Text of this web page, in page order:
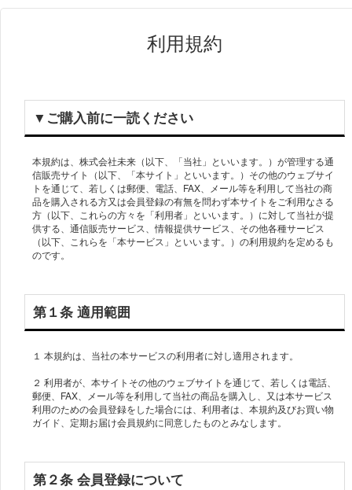
利用規約
▼ご購⼊前に⼀読ください
本規約は、株式会社未来（以下、「当社」といいます。）が管理する通
信販売サイト（以下、「本サイト」といいます。）その他のウェブサイ
トを通じて、若しくは郵便、電話、FAX、メール等を利用して当社の商
品を購入される方又は会員登録の有無を問わず本サイトをご利用なさる
方（以下、これらの方々を「利用者」といいます。）に対して当社が提
供する、通信販売サービス、情報提供サービス、その他各種サービス
（以下、これらを「本サービス」といいます。）の利用規約を定めるも
第１条 適用範囲
１ 本規約は、当社の本サービスの利用者に対し適用されます。
２ 利用者が、本サイトその他のウェブサイトを通じて、若しくは電話、
郵便、FAX、メール等を利用して当社の商品を購入し、又は本サービス
利用のための会員登録をした場合には、利用者は、本規約及びお買い物
第２条 会員登録について